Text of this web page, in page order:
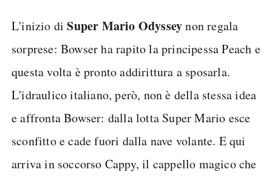
L'inizio diSuper Mario Odysseynon regala
sorprese: Bowser ha rapito la principessa Peach e
questa volta è pronto addirittura a sposarla.
L'idraulico italiano, però, non è della stessa idea
e affronta Bowser: dalla lotta Super Mario esce
sconfitto e cade fuori dalla nave volante. E qui
arriva in soccorso Cappy, il cappello magico che